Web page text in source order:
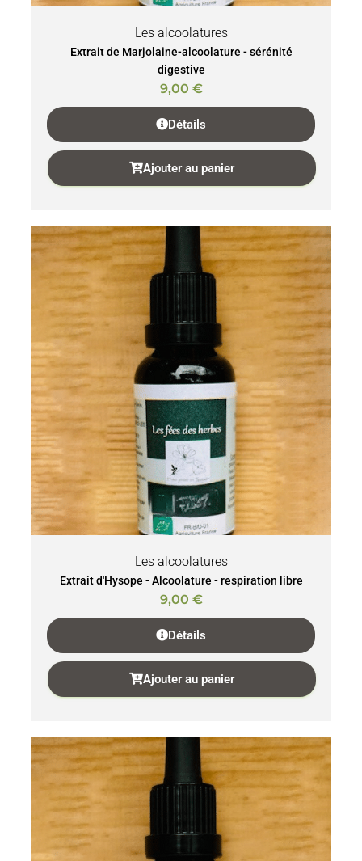
Les alcoolatures
Extrait de Marjolaine-alcoolature - sérénité
digestive
9,00 €
Détails
Ajouter au panier
Les alcoolatures
Extrait d'Hysope - Alcoolature - respiration libre
9,00 €
Détails
Ajouter au panier